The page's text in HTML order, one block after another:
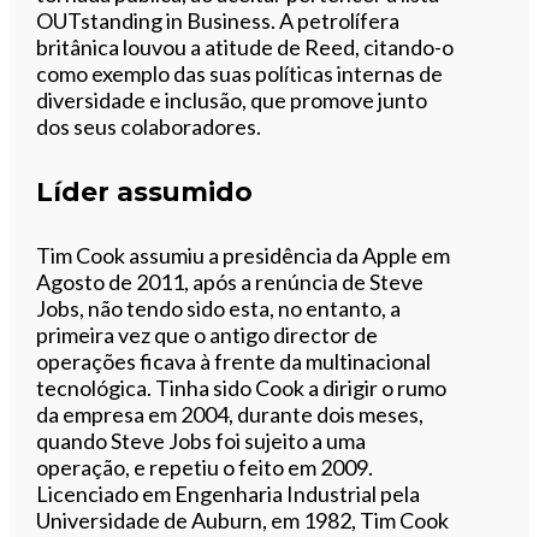
OUTstanding in Business. A petrolífera
britânica louvou a atitude de Reed, citando-o
como exemplo das suas políticas internas de
diversidade e inclusão, que promove junto
dos seus colaboradores.
Líder assumido
Tim Cook assumiu a presidência da Apple em
Agosto de 2011, após a renúncia de Steve
Jobs, não tendo sido esta, no entanto, a
primeira vez que o antigo director de
operações ficava à frente da multinacional
tecnológica. Tinha sido Cook a dirigir o rumo
da empresa em 2004, durante dois meses,
quando Steve Jobs foi sujeito a uma
operação, e repetiu o feito em 2009.
Licenciado em Engenharia Industrial pela
Universidade de Auburn, em 1982, Tim Cook